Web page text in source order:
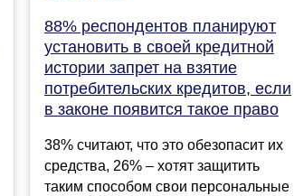
88% респондентов планируют
установить в своей кредитной
истории запрет на взятие
потребительских кредитов, если
в законе появится такое право
38% считают, что это обезопасит их
средства, 26% – хотят защитить
таким способом свои персональные